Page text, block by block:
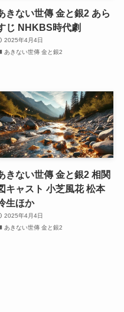
きない世傳 金と銀2 あら
じ NHKBS時代劇
2025年4月4日
あきない世傳 金と銀2
きない世傳 金と銀2 相関
キャスト 小芝風花 松本
生ほか
2025年4月4日
あきない世傳 金と銀2